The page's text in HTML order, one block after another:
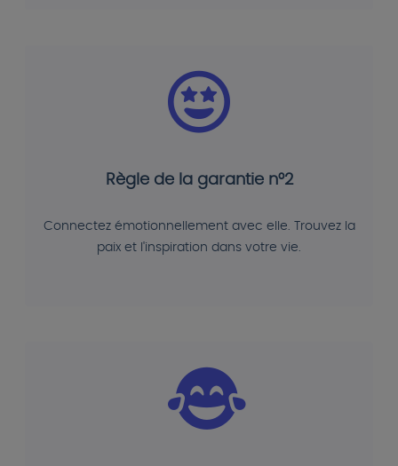
Règle de la garantie n°2
Connectez émotionnellement avec elle. Trouvez la
paix et l'inspiration dans votre vie.